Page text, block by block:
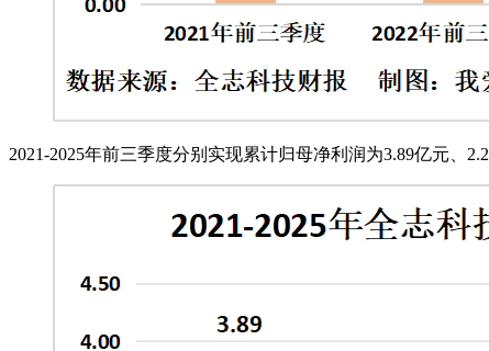
2021-2025年前三季度分别实现累计归母净利润为3.89亿元、